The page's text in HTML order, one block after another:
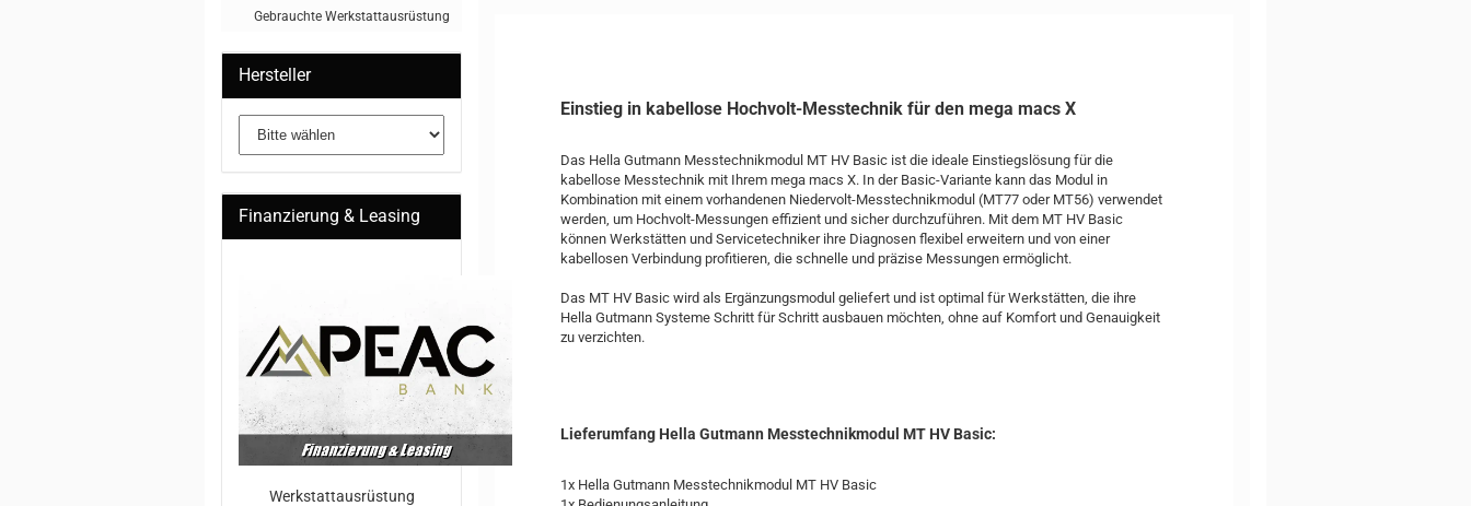
Einstieg in kabellose Hochvolt-Messtechnik für den mega macs X
Das Hella Gutmann Messtechnikmodul MT HV Basic ist die ideale Einstiegslösung für die
kabellose Messtechnik mit Ihrem mega macs X. In der Basic-Variante kann das Modul in
Kombination mit einem vorhandenen Niedervolt-Messtechnikmodul (MT77 oder MT56) verwendet
werden, um Hochvolt-Messungen effizient und sicher durchzuführen. Mit dem MT HV Basic
können Werkstätten und Servicetechniker ihre Diagnosen flexibel erweitern und von einer
kabellosen Verbindung profitieren, die schnelle und präzise Messungen ermöglicht.
Das MT HV Basic wird als Ergänzungsmodul geliefert und ist optimal für Werkstätten, die ihre
Hella Gutmann Systeme Schritt für Schritt ausbauen möchten, ohne auf Komfort und Genauigkeit
zu verzichten.
Lieferumfang Hella Gutmann Messtechnikmodul MT HV Basic:
1x Hella Gutmann Messtechnikmodul MT HV Basic
Gebrauchte Werkstattausrüstung
Hersteller
Finanzierung & Leasing
Werkstattausrüstung